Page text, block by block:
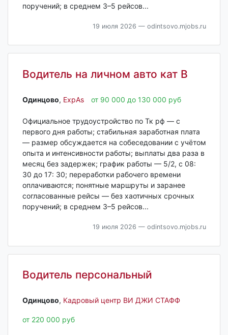
поручений; в среднем 3–5 рейсов...
19 июля 2026 — odintsovo.mjobs.ru
Водитель на личном авто кат В
Одинцово‎, ExpAs от 90 000 до 130 000 руб
Официальное трудоустройство по Тк рф — с
первого дня работы; стабильная заработная плата
— размер обсуждается на собеседовании с учётом
опыта и интенсивности работы; выплаты два раза в
месяц без задержек; график работы — 5/2, с 08:
30 до 17: 30; переработки рабочего времени
оплачиваются; понятные маршруты и заранее
согласованные рейсы — без хаотичных срочных
поручений; в среднем 3–5 рейсов...
19 июля 2026 — odintsovo.mjobs.ru
Водитель персональный
Одинцово‎, Кадровый центр ВИ ДЖИ СТАФФ
от 220 000 руб